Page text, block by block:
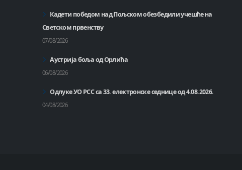
Кадети победом над Пољском обезбедили учешће на
Светском првенству
07/08/2026
Аустрија боља од Орлића
06/08/2026
Одлуке УО РСС са 33. електронске седнице од 4.08.2026.
04/08/2026